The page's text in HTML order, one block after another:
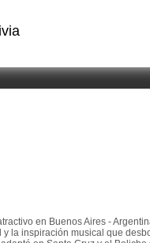
en Buenos Aires -
la inspiración musical que